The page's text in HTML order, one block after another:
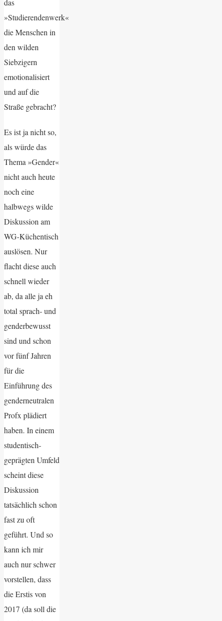
das
»Studierendenwerk«
die Menschen in
den wilden
Siebzigern
emotionalisiert
und auf die
Straße gebracht?
Es ist ja nicht so,
als würde das
Thema »Gender«
nicht auch heute
noch eine
halbwegs wilde
Diskussion am
WG-Küchentisch
auslösen. Nur
flacht diese auch
schnell wieder
ab, da alle ja eh
total sprach- und
genderbewusst
sind und schon
vor fünf Jahren
für die
Einführung des
genderneutralen
Profx plädiert
haben. In einem
studentisch-
geprägten Umfeld
scheint diese
Diskussion
tatsächlich schon
fast zu oft
geführt. Und so
kann ich mir
auch nur schwer
vorstellen, dass
die Erstis von
2017 (da soll die